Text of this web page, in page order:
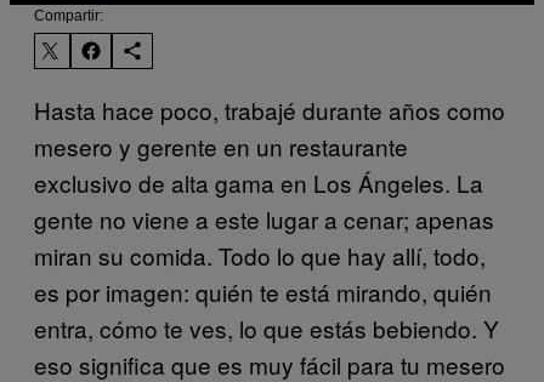
Compartir:
Hasta hace poco, trabajé durante años como
mesero y gerente en un restaurante
exclusivo de alta gama en Los Ángeles. La
gente no viene a este lugar a cenar; apenas
miran su comida. Todo lo que hay allí, todo,
es por imagen: quién te está mirando, quién
entra, cómo te ves, lo que estás bebiendo. Y
eso significa que es muy fácil para tu mesero